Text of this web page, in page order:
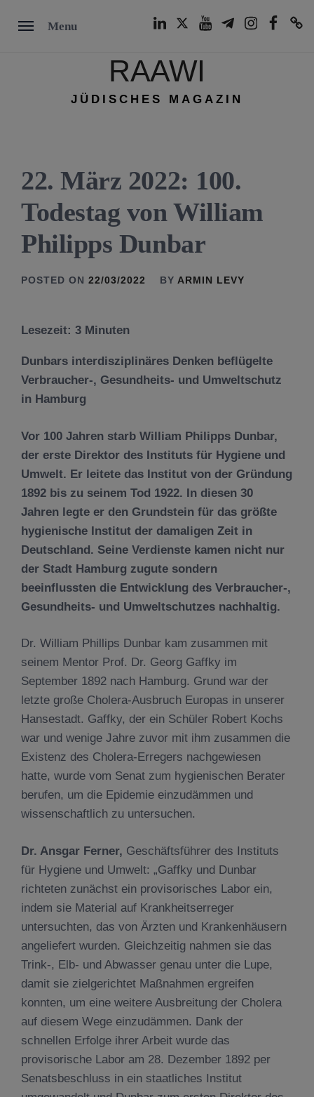
Menu
RAAWI
JÜDISCHES MAGAZIN
22. März 2022: 100.
Todestag von William
Philipps Dunbar
POSTED ON 22/03/2022 BY ARMIN LEVY
Lesezeit: 3 Minuten
Dunbars interdisziplinäres Denken beflügelte
Verbraucher-, Gesundheits- und Umweltschutz
in Hamburg
Vor 100 Jahren starb William Philipps Dunbar,
der erste Direktor des Instituts für Hygiene und
Umwelt. Er leitete das Institut von der Gründung
1892 bis zu seinem Tod 1922. In diesen 30
Jahren legte er den Grundstein für das größte
hygienische Institut der damaligen Zeit in
Deutschland. Seine Verdienste kamen nicht nur
der Stadt Hamburg zugute sondern
beeinflussten die Entwicklung des Verbraucher-,
Gesundheits- und Umweltschutzes nachhaltig.
Dr. William Phillips Dunbar kam zusammen mit
seinem Mentor Prof. Dr. Georg Gaffky im
September 1892 nach Hamburg. Grund war der
letzte große Cholera-Ausbruch Europas in unserer
Hansestadt. Gaffky, der ein Schüler Robert Kochs
war und wenige Jahre zuvor mit ihm zusammen die
Existenz des Cholera-Erregers nachgewiesen
hatte, wurde vom Senat zum hygienischen Berater
berufen, um die Epidemie einzudämmen und
wissenschaftlich zu untersuchen.
Dr. Ansgar Ferner, Geschäftsführer des Instituts
für Hygiene und Umwelt: „Gaffky und Dunbar
richteten zunächst ein provisorisches Labor ein,
indem sie Material auf Krankheitserreger
untersuchten, das von Ärzten und Krankenhäusern
angeliefert wurden. Gleichzeitig nahmen sie das
Trink-, Elb- und Abwasser genau unter die Lupe,
damit sie zielgerichtet Maßnahmen ergreifen
konnten, um eine weitere Ausbreitung der Cholera
auf diesem Wege einzudämmen. Dank der
schnellen Erfolge ihrer Arbeit wurde das
provisorische Labor am 28. Dezember 1892 per
Senatsbeschluss in ein staatliches Institut